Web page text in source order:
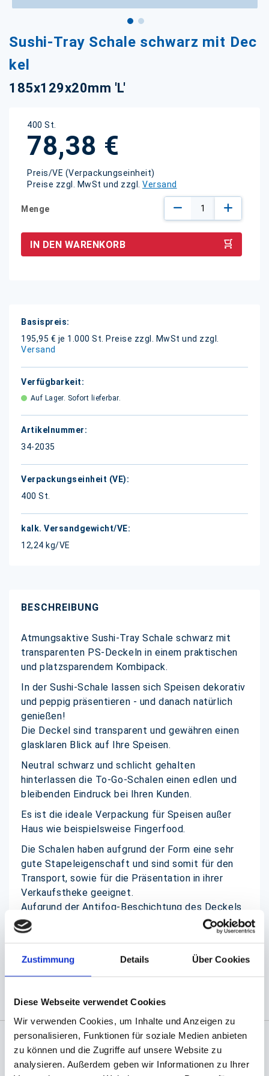
Zustimmung Details Über Cookies
Diese Webseite verwendet Cookies
Wir verwenden Cookies, um Inhalte und Anzeigen zu
personalisieren, Funktionen für soziale Medien anbieten
zu können und die Zugriffe auf unsere Website zu
analysieren. Außerdem geben wir Informationen zu Ihrer
Sushi-Tray Schale schwarz mit Dec
kel
185x129x20mm 'L'
400 St.
78,38 €
Preis/VE (Verpackungseinheit)
Preise zzgl. MwSt und zzgl. Versand
Menge
IN DEN WARENKORB
Weitere
Informationen
195,95 € je 1.000 St.
Preise zzgl. MwSt und zzgl.
Versand
Auf Lager. Sofort lieferbar.
34-2035
400 St.
12,24 kg/VE
Anfang
der
Bildgalerie
springen
BESCHREIBUNG
Atmungsaktive Sushi-Tray Schale schwarz mit
transparenten PS-Deckeln in einem praktischen
und platzsparendem Kombipack.
In der Sushi-Schale lassen sich Speisen dekorativ
und peppig präsentieren - und danach natürlich
genießen!
Die Deckel sind transparent und gewähren einen
glasklaren Blick auf Ihre Speisen.
Neutral schwarz und schlicht gehalten
hinterlassen die To-Go-Schalen einen edlen und
bleibenden Eindruck bei Ihren Kunden.
Es ist die ideale Verpackung für Speisen außer
Haus wie beispielsweise Fingerfood.
Die Schalen haben aufgrund der Form eine sehr
gute Stapeleigenschaft und sind somit für den
Transport, sowie für die Präsentation in ihrer
Verkaufstheke geeignet.
Aufgrund der Antifog-Beschichtung des Deckels
wird ein Beschlagen, zum Beispiel in der Kühlung,
verhindert.
Angaben zur Informationspflichten der GPSR
Produktsicherheitsverordnung: packpack.de GmbH, Am